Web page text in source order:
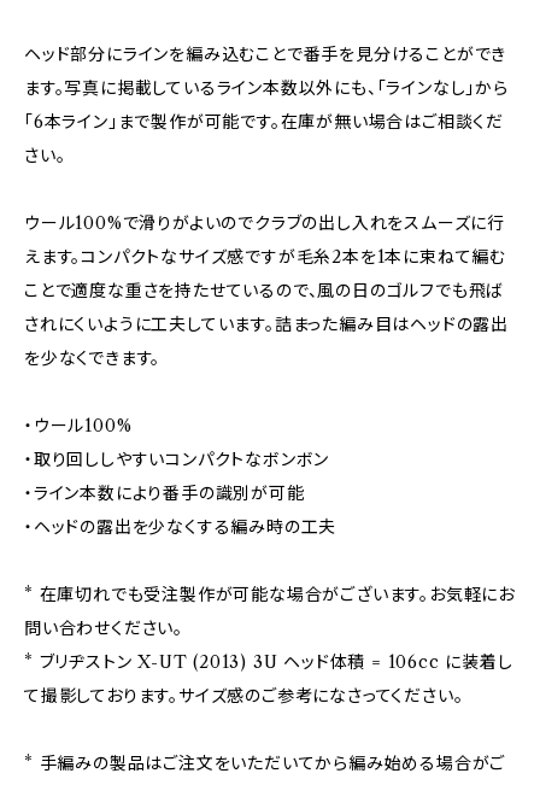
ヘッド部分にラインを編み込むことで番手を見分けることができ
ます。写真に掲載しているライン本数以外にも、「ラインなし」から
「6本ライン」まで製作が可能です。在庫が無い場合はご相談くだ
さい。
ウール100%で滑りがよいのでクラブの出し入れをスムーズに行
えます。コンパクトなサイズ感ですが毛糸2本を1本に束ねて編む
ことで適度な重さを持たせているので、風の日のゴルフでも飛ば
されにくいように工夫しています。詰まった編み目はヘッドの露出
を少なくできます。
・ウール100%
・取り回ししやすいコンパクトなボンボン
・ライン本数により番手の識別が可能
・ヘッドの露出を少なくする編み時の工夫
* 在庫切れでも受注製作が可能な場合がございます。お気軽にお
問い合わせください。
* ブリヂストン X-UT (2013) 3U ヘッド体積 = 106cc に装着し
て撮影しております。サイズ感のご参考になさってください。
* 手編みの製品はご注文をいただいてから編み始める場合がご